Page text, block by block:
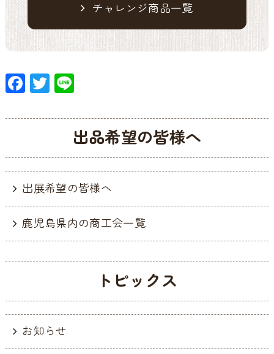
チャレンジ商品一覧
F
ac
e
o
o
k
T
w
itt
Li
e
出品希望の皆様へ
出展希望の皆様へ
鹿児島県内の商工会一覧
トピックス
お知らせ